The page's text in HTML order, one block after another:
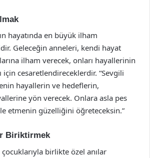
hayatında en büyük ilham
Geleceğin anneleri, kendi hayat
ilham verecek, onları hayallerinin
için cesaretlendireceklerdir. “Sevgili
hayallerin ve hedeflerin,
yön verecek. Onlara asla pes
etmenin güzelliğini öğreteceksin.”
Biriktirmek
birlikte özel anılar